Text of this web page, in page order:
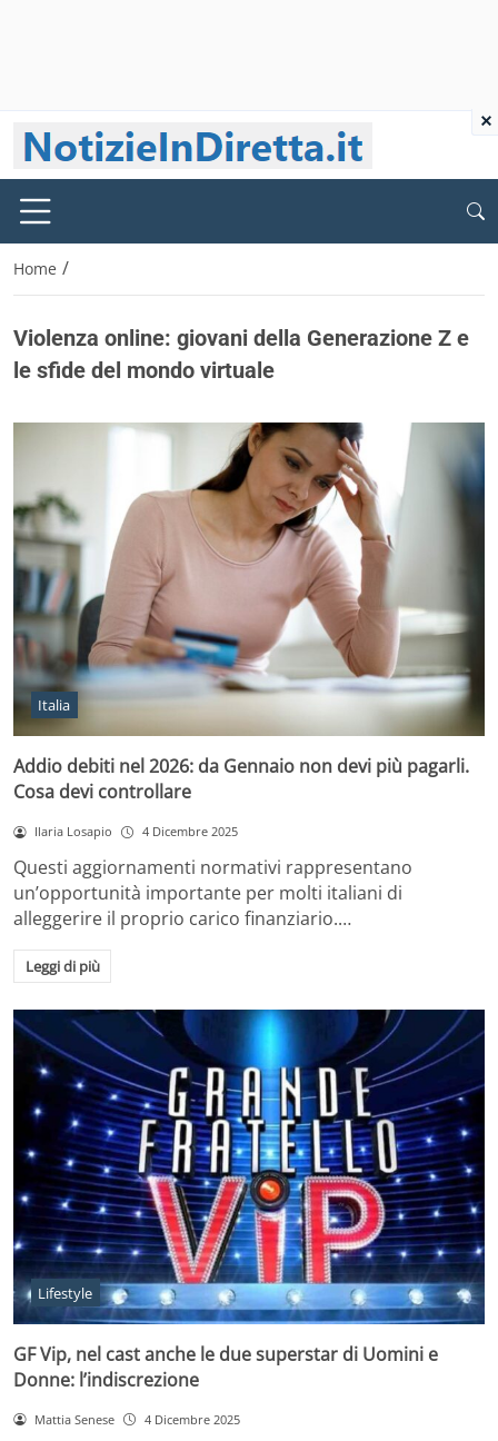
Home /
Violenza online: giovani della Generazione Z e
le sfide del mondo virtuale
Italia
Addio debiti nel 2026: da Gennaio non devi più pagarli.
Cosa devi controllare
Ilaria Losapio 4 Dicembre 2025
Questi aggiornamenti normativi rappresentano
un’opportunità importante per molti italiani di
alleggerire il proprio carico finanziario.…
Leggi di più
Lifestyle
GF Vip, nel cast anche le due superstar di Uomini e
Donne: l’indiscrezione
Mattia Senese 4 Dicembre 2025
×